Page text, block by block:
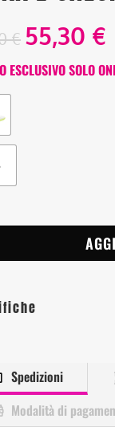
€ 55,30 €
ESCLUSIVO SOLO
Spedizioni
Modalità di